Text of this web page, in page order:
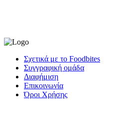
Σχετικά με το Foodbites
Συγγραφική ομάδα
Διαφήμιση
Επικοινωνία
Όροι Χρήσης